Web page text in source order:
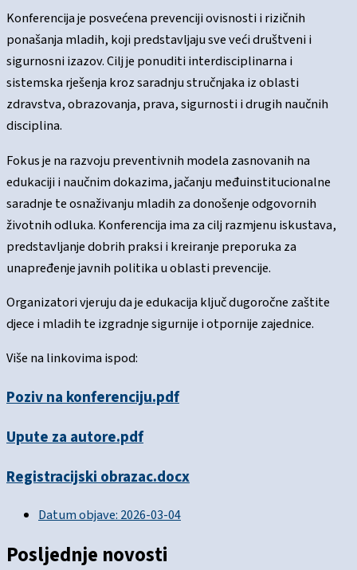
Konferencija je posvećena prevenciji ovisnosti i rizičnih
ponašanja mladih, koji predstavljaju sve veći društveni i
sigurnosni izazov. Cilj je ponuditi interdisciplinarna i
sistemska rješenja kroz saradnju stručnjaka iz oblasti
zdravstva, obrazovanja, prava, sigurnosti i drugih naučnih
disciplina.
Fokus je na razvoju preventivnih modela zasnovanih na
edukaciji i naučnim dokazima, jačanju međuinstitucionalne
saradnje te osnaživanju mladih za donošenje odgovornih
životnih odluka. Konferencija ima za cilj razmjenu iskustava,
predstavljanje dobrih praksi i kreiranje preporuka za
unapređenje javnih politika u oblasti prevencije.
Organizatori vjeruju da je edukacija ključ dugoročne zaštite
djece i mladih te izgradnje sigurnije i otpornije zajednice.
Više na linkovima ispod:
Poziv na konferenciju.pdf
Upute za autore.pdf
Registracijski obrazac.docx
Datum objave:2026-03-04
Posljednje novosti